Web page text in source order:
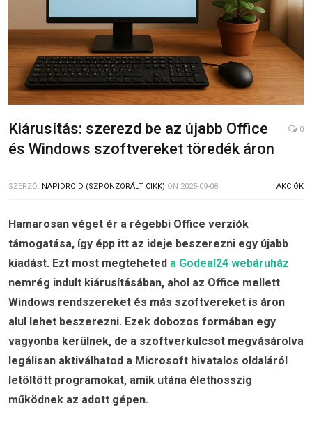
Kiárusítás: szerezd be az újabb Office
és Windows szoftvereket töredék áron
0
SZERZŐ: NAPIDROID (SZPONZORÁLT CIKK) ON 2025-09-08 AKCIÓK
Hamarosan véget ér a régebbi Office verziók
támogatása, így épp itt az ideje beszerezni egy újabb
kiadást. Ezt most megteheted a Godeal24 webáruház
nemrég indult kiárusításában, ahol az Office mellett
Windows rendszereket és más szoftvereket is áron
alul lehet beszerezni. Ezek dobozos formában egy
vagyonba kerülnek, de a szoftverkulcsot megvásárolva
legálisan aktiválhatod a Microsoft hivatalos oldaláról
letöltött programokat, amik utána élethosszig
működnek az adott gépen.